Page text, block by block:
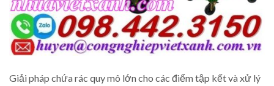
Giải pháp chứa rác quy mô lớn cho các điểm tập kết và xử lý